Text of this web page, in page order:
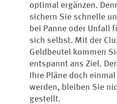
optimal ergänzen.
sichern Sie schnelle
bei Panne oder Unfall
sich selbst. Mit der
Geldbeutel kommen
entspannt ans Ziel.
Ihre Pläne doch
werden, bleiben Sie
gestellt.